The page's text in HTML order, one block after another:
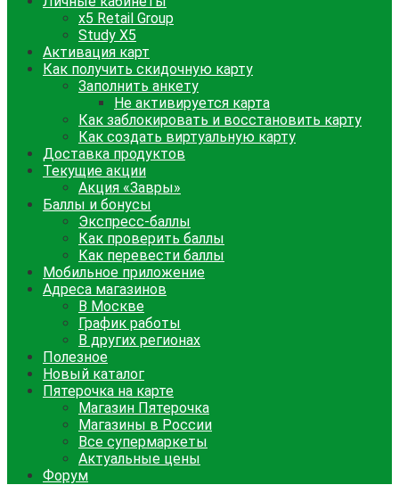
x5 Retail Group
Study X5
Активация карт
Как получить скидочную карту
Заполнить анкету
Не активируется карта
Как заблокировать и восстановить карту
Как создать виртуальную карту
Доставка продуктов
Текущие акции
Акция «Завры»
Баллы и бонусы
Экспресс-баллы
Как проверить баллы
Как перевести баллы
Мобильное приложение
Адреса магазинов
В Москве
График работы
В других регионах
Полезное
Новый каталог
Пятерочка на карте
Магазин Пятерочка
Магазины в России
Все супермаркеты
Актуальные цены
Форум